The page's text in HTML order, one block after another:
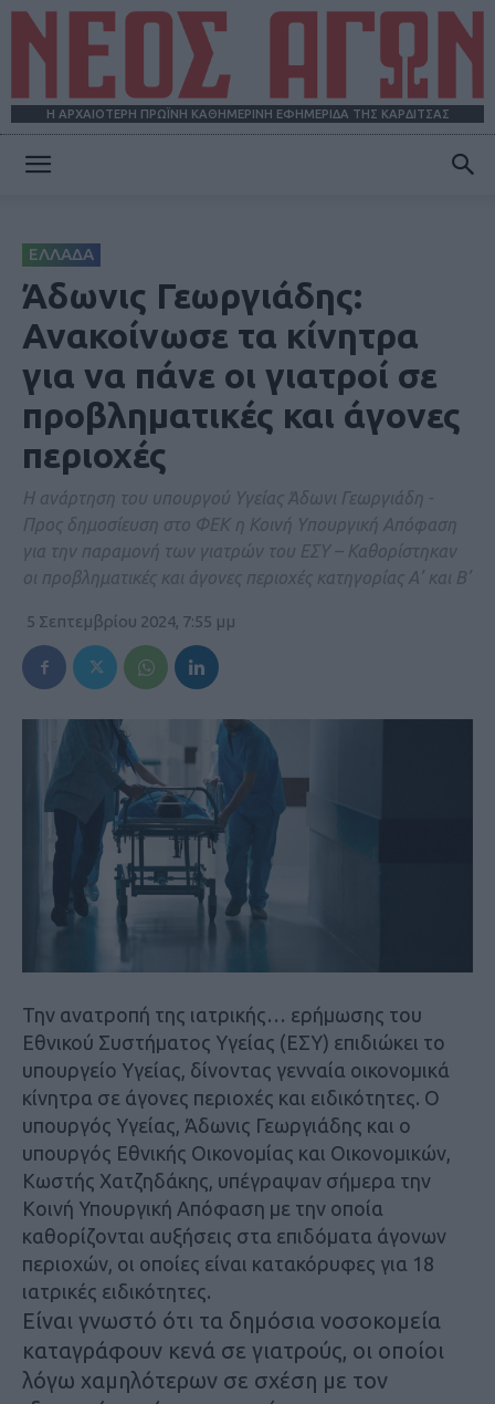
Η ΑΡΧΑΙΟΤΕΡΗ ΠΡΩΪΝΗ ΚΑΘΗΜΕΡΙΝΗ ΕΦΗΜΕΡΙΔΑ ΤΗΣ ΚΑΡΔΙΤΣΑΣ
ΕΛΛΑΔΑ
Άδωνις Γεωργιάδης:
Ανακοίνωσε τα κίνητρα
για να πάνε οι γιατροί σε
προβληματικές και άγονες
περιοχές
Η ανάρτηση του υπουργού Υγείας Άδωνι Γεωργιάδη -
Προς δημοσίευση στο ΦΕΚ η Κοινή Υπουργική Απόφαση
για την παραμονή των γιατρών του ΕΣΥ – Καθορίστηκαν
οι προβληματικές και άγονες περιοχές κατηγορίας Α’ και Β’
5 Σεπτεμβρίου 2024, 7:55 μμ
Την ανατροπή της ιατρικής… ερήμωσης του
Εθνικού Συστήματος Υγείας (ΕΣΥ) επιδιώκει το
υπουργείο Υγείας, δίνοντας γενναία οικονομικά
κίνητρα σε άγονες περιοχές και ειδικότητες. Ο
υπουργός Υγείας, Άδωνις Γεωργιάδης και ο
υπουργός Εθνικής Οικονομίας και Οικονομικών,
Κωστής Χατζηδάκης, υπέγραψαν σήμερα την
Κοινή Υπουργική Απόφαση με την οποία
καθορίζονται αυξήσεις στα επιδόματα άγονων
περιοχών, οι οποίες είναι κατακόρυφες για 18
ιατρικές ειδικότητες.
Είναι γνωστό ότι τα δημόσια νοσοκομεία
καταγράφουν κενά σε γιατρούς, οι οποίοι
λόγω χαμηλότερων σε σχέση με τον